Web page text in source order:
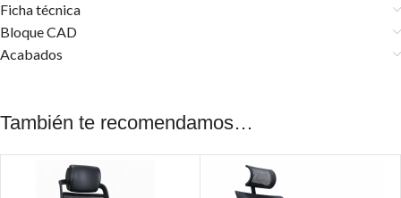
Ficha técnica
Bloque CAD
Acabados
También te recomendamos…